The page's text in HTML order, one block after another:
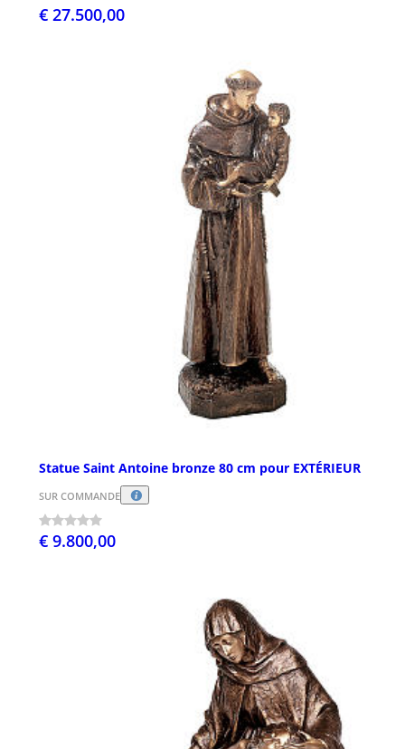
€ 27.500,00
Statue Saint Antoine bronze 80 cm pour EXTÉRIEUR
SUR COMMANDE
€ 9.800,00